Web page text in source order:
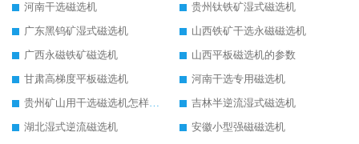
河南干选磁选机
贵州钛铁矿湿式磁选机
广东黑钨矿湿式磁选机
山西铁矿干选永磁磁选机
广西永磁铁矿磁选机
山西平板磁选机的参数
甘肃高梯度平板磁选机
河南干选专用磁选机
贵州矿山用干选磁选机怎样调磁
吉林半逆流湿式磁选机
湖北湿式逆流磁选机
安徽小型强磁磁选机